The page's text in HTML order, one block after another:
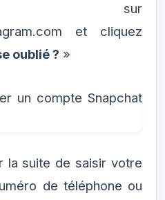
vous sur
et cliquez
oublié ? »
la suite de saisir votre
de téléphone ou